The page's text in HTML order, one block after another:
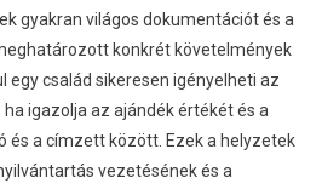
gyakran világos dokumentációt és a
konkrét követelmények
egy család sikeresen igényelheti az
igazolja az ajándék értékét és a
és a címzett között. Ezek a helyzetek
vezetésének és a